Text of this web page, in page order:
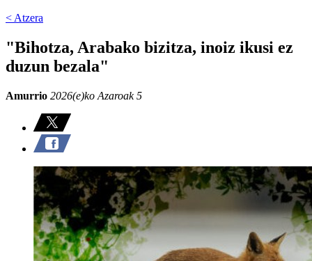
< Atzera
"Bihotza, Arabako bizitza, inoiz ikusi ez
duzun bezala"
Amurrio 2026(e)ko Azaroak 5